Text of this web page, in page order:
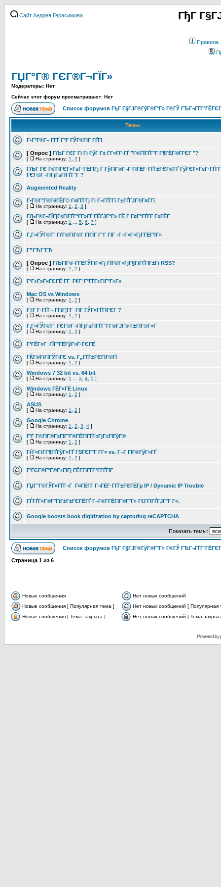
Сайт Андрея Герасимова ГђГ
Правила
ГЏГ°Г® ГЄГ®Г¬ГЇГ»
Модераторы: Нет
Сейчас этот форум просматривают: Нет
Список форумов ГђГ Г§ГЈГ®ГўГ®Г°Г» Г®ГЎ
Темы
Г•Г°Г®Г¬ Г­ГҐ Г°Г ГЎГ®ГІГ ГҐГІ
[ Опрос ] ГЉГ ГЄГ Гї Гі ГўГ Г± Г­Г»Г­Г·ГҐ "Г®ГЇГҐГ°Г Г¶ГЁГ®Г­ГЄГ "?
[ На страницу: 1 2 ]
ГЉГ ГЄ Г®ГІГЄГ«ГѕГ·ГЁГІГј Г ГўГІГ®Г¬Г ГІГЁГ·ГҐГ±ГЄГ®ГҐ
ГЄГ®Г¬ГЇГјГѕГІГҐГ°Г ?
Augmented Reality
Г•Г®Г°Г®ГёГЁГ© Г¤ГҐГ­Гј Гі Г¬ГҐГ­Гї Г±ГҐГЈГ®Г¤Г­Гї
[ На страницу: 1 2 3 ]
ГЉГ®Г¬ГЇГјГѕГІГҐГ°Г­Г»ГҐ ГЁГЈГ°Г» ГЁ Г Г¤Г°ГҐГ­Г Г«ГЁГ­
[ На страницу: 1 5 6 7 ]
Г‚Г»ГЎГ®Г° ГґГ®ГІГ®Г ГЇГЇГ Г°Г ГІГ -Г¬Г»Г«ГјГ­ГЁГ¶Г»
Г”ГЋГ’ГЋ
[ Опрос ] ГЉГІГ®-Г­ГЁГЎГіГ¤Гј ГЇГ®Г«ГјГ§ГіГҐГІГ±Гї RSS?
[ На страницу: 1 2 ]
Г‘Г±Г»Г«ГЄГЁ Г­Г Г€Г’ Г°ГҐГ±ГіГ°Г±Г»
Mac OS vs Windows
[ На страницу: 1 2 ]
Г‡Г Г·ГҐГ¬ Г­ГіГ¦Г­Г ГІГ ГЎГ«ГҐГІГЄГ ?
[ На страницу: 1 2 ]
Г‚Г»ГЎГ®Г° ГЄГ®Г¬ГЇГјГѕГІГҐГ°Г­Г®ГЈГ® Г±ГІГ®Г«Г
[ На страницу: 1 2 ]
Г‘ГЁГ«Г ГЇГ°ГЁГўГ»Г·ГЄГЁ
ГЌГ®ГіГІГЎГіГЄ vs. Г„ГҐГ±ГЄГІГ®ГЇ
[ На страницу: 1 2 ]
Windows 7 32 bit vs. 64 bit
[ На страницу: 1 3 4 5 ]
Windows ГЁГ«ГЁ Linux
[ На страницу: 1 2 ]
ASUS
[ На страницу: 1 2 ]
Google Chrome
[ На страницу: 1 2 3 4 ]
Г‘Г Г©ГІГ®Г±ГІГ°Г®ГЁГІГҐГ«ГјГ±ГІГўГ®
[ На страницу: 1 2 ]
ГѓГ«ГїГ­Г¶ГҐГўГ»ГҐ ГЅГЄГ°Г Г­Г» vs. Г¬Г ГІГ®ГўГ»ГҐ
[ На страницу: 1 2 ]
Г‘ГЄГ®Г°Г®Г±ГІГј ГЁГ­ГІГҐГ°Г­ГҐГІГ
ГЏГ°Г®ГЎГ«ГҐГ¬Г Г¤ГЁГ­Г Г¬ГЁГ·ГҐГ±ГЄГЁГµ IP / Dynamic IP Trouble
ГЃГҐГ«Г®Г°ГіГ±Г±ГЄГЁГҐ Г¬Г®Г­ГЁГІГ®Г°Г» Г€Г­ГІГҐГЈГ°Г Г«.
Google boosts book digitization by capturing reCAPTCHA
Показать темы:
Список форумов ГђГ Г§ГЈГ®ГўГ®Г°Г» Г®ГЎ
Страница 1 из 6
Новые сообщения
Нет новых сообщений
Новые сообщения [ Популярная тема ]
Нет новых сообщений [ Популярная
Новые сообщения [ Тема закрыта ]
Нет новых сообщений [ Тема
Powered by